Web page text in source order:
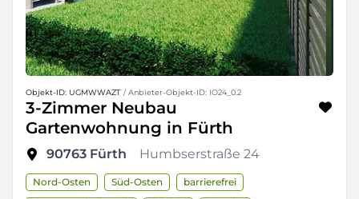
Objekt-ID: UGMWWAZT / Anbieter-Objekt-ID: IO24_0.2
3-Zimmer Neubau
Gartenwohnung in Fürth
90763 Fürth Humbserstraße 24
Nord-Osten Süd-Osten
barrierefrei